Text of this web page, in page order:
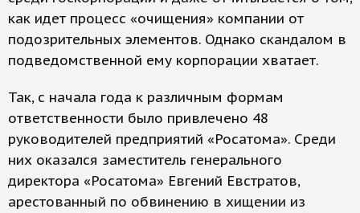
как идет процесс «очищения» компании от
подозрительных элементов. Однако скандалом в
подведомственной ему корпорации хватает.
Так, с начала года к различным формам
ответственности было привлечено 48
руководителей предприятий «Росатома». Среди
них оказался заместитель генерального
директора «Росатома» Евгений Евстратов,
арестованный по обвинению в хищении из